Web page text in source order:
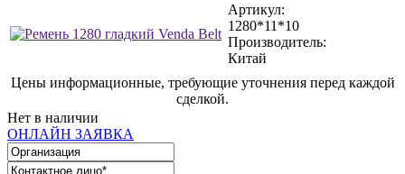
Артикул:
1280*11*10
Производитель:
Китай
Цены информационные, требующие уточнения перед каждой
сделкой.
Нет в наличии
ОНЛАЙН ЗАЯВКА